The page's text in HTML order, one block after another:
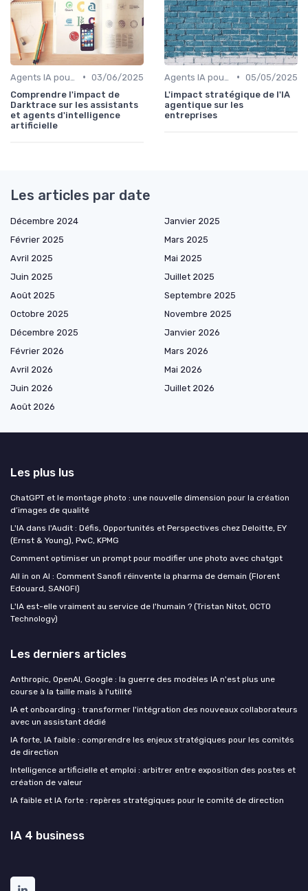
• 03/06/2025
Comprendre l'impact de
Darktrace sur les assistants
et agents d'intelligence
artificielle
• 05/05/2025
L'impact stratégique de l'IA
agentique sur les
entreprises
Les articles par date
Décembre 2024
Janvier 2025
Février 2025
Mars 2025
Avril 2025
Mai 2025
Juin 2025
Juillet 2025
Août 2025
Septembre 2025
Octobre 2025
Novembre 2025
Décembre 2025
Janvier 2026
Février 2026
Mars 2026
Avril 2026
Mai 2026
Juin 2026
Juillet 2026
Août 2026
Les plus lus
ChatGPT et le montage photo : une nouvelle dimension pour la création
d’images de qualité
L'IA dans l'Audit : Défis, Opportunités et Perspectives chez Deloitte, EY
(Ernst & Young), PwC, KPMG
Comment optimiser un prompt pour modifier une photo avec chatgpt
All in on AI : Comment Sanofi réinvente la pharma de demain (Florent
Edouard, SANOFI)
L'IA est-elle vraiment au service de l'humain ? (Tristan Nitot, OCTO
Technology)
Les derniers articles
Anthropic, OpenAI, Google : la guerre des modèles IA n'est plus une
course à la taille mais à l'utilité
IA et onboarding : transformer l'intégration des nouveaux collaborateurs
avec un assistant dédié
IA forte, IA faible : comprendre les enjeux stratégiques pour les comités
de direction
Intelligence artificielle et emploi : arbitrer entre exposition des postes et
création de valeur
IA faible et IA forte : repères stratégiques pour le comité de direction
IA 4 business